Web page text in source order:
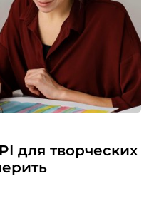
для творческих